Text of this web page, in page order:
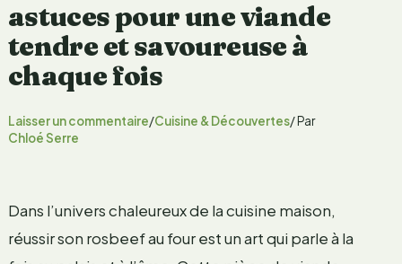
astuces pour une viande
tendre et savoureuse à
chaque fois
Laisser un commentaire/Cuisine & Découvertes/ Par
Chloé Serre
Dans l’univers chaleureux de la cuisine maison,
réussir son rosbeef au four est un art qui parle à la